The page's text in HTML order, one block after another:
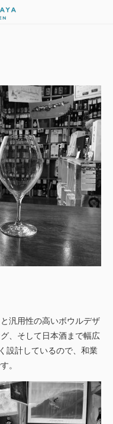
汎用性の高いボウルデザ
、そして日本酒まで幅広
設計しているので、和業
。